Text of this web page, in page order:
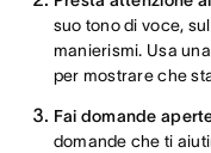
suo tono di voce,
manierismi. Usa
per mostrare che
Fai domande
domande che ti